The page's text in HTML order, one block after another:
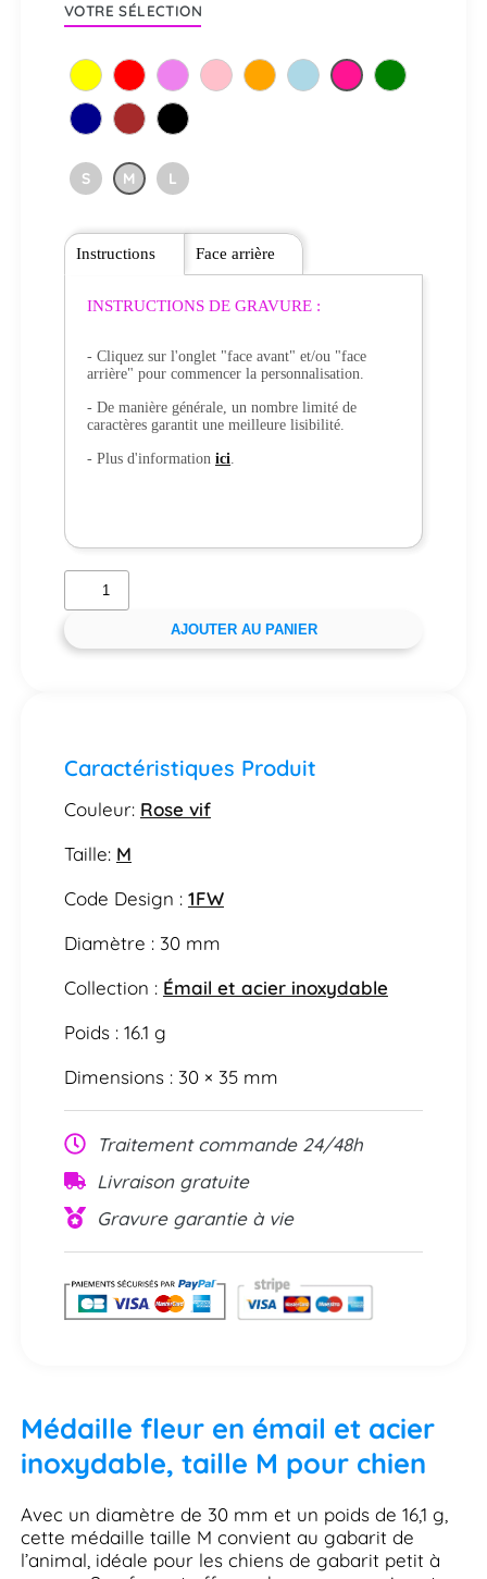
VOTRE SÉLECTION
S M L
Instructions
INSTRUCTIONS DE GRAVURE :
- Cliquez sur l'onglet "face avant" et/ou "face
arrière" pour commencer la personnalisation.
- De manière générale, un nombre limité de
caractères garantit une meilleure lisibilité.
- Plus d'information ici.
Face arrière
AJOUTER AU PANIER
Caractéristiques Produit
Couleur: Rose vif
Taille: M
Code Design : 1FW
Diamètre : 30 mm
Collection : Émail et acier inoxydable
Poids : 16.1 g
Dimensions : 30 × 35 mm
Traitement commande 24/48h
Livraison gratuite
Gravure garantie à vie
Médaille fleur en émail et acier
inoxydable, taille M pour chien
Avec un diamètre de 30 mm et un poids de 16,1 g,
cette médaille taille M convient au gabarit de
l’animal, idéale pour les chiens de gabarit petit à